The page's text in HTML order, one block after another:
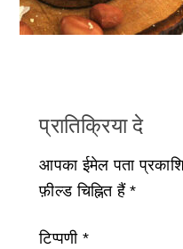
प्रातिक्रिया दे
आपका ईमेल पता
फ़ील्ड चिह्नित हैं*
टिप्पणी *